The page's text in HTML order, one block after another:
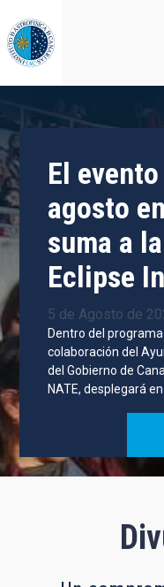
al
contenido
principal
El
agosto
suma a
Eclipse
5 de Agosto de
Dentro del
colaboración del
del Gobierno de
NATE, desplegará